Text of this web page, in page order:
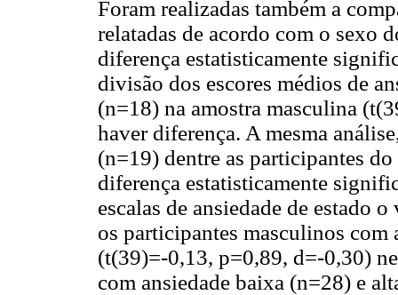
Foram realizadas também a
relatadas de acordo com o sexo
diferença estatisticamente
divisão dos escores médios de
(n=18) na amostra masculina
haver diferença. A mesma
(n=19) dentre as participantes
diferença estatisticamente
escalas de ansiedade de estado
os participantes masculinos
(t(39)=-0,13, p=0,89, d=-0,30)
com ansiedade baixa (n=28) e